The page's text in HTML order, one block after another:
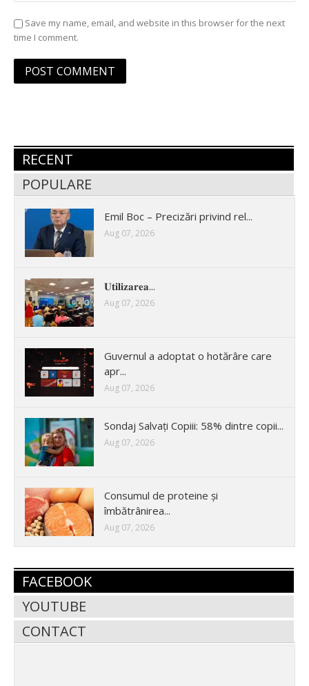
Save my name, email, and website in this browser for the next
time I comment.
RECENT
POPULARE
Emil Boc – Precizări privind rel...
Aug 07, 2026
𝐔𝐭𝐢𝐥𝐢𝐳𝐚𝐫𝐞𝐚...
Aug 07, 2026
Guvernul a adoptat o hotărâre care
apr...
Aug 07, 2026
Sondaj Salvați Copiii: 58% dintre copii...
Aug 07, 2026
Consumul de proteine și
îmbătrânirea...
Aug 07, 2026
FACEBOOK
YOUTUBE
CONTACT